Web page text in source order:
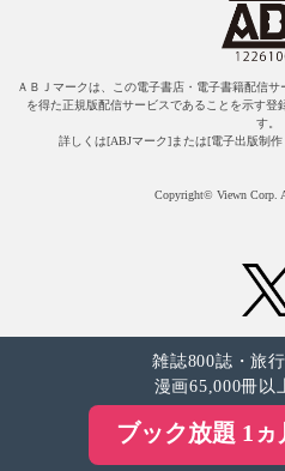
ＡＢＪマークは、この電子書店・電子書籍配信
を得た正規版配信サービスであることを示す
す。
詳しくは[ABJマーク]または[電子出版制
Copyright© Viewn Corp.
雑誌800誌・旅
漫画65,000冊以
ブック放題 1